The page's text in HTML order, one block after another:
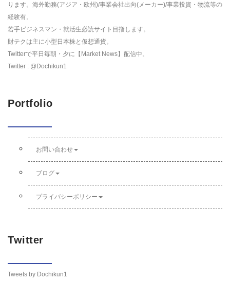
ります。海外勤務(アジア・欧州)/事業会社出向(メーカー)/事業投資・物流等の
経験有。
若手ビジネスマン・就活生必読サイト目指します。
財テクは主に小型日本株と仮想通貨。
Twitterで平日毎朝・夕に【Market News】配信中。
Twitter : @Dochikun1
Portfolio
お問い合わせ
ブログ
プライバシーポリシー
Twitter
Tweets by Dochikun1